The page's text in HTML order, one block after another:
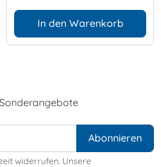
In den Warenkorb
widerrufen. Unsere